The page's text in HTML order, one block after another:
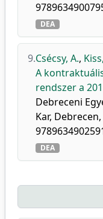
DEA
9.Csécsy, A.,
A
rendszer a
Debreceni
Kar,
DEA